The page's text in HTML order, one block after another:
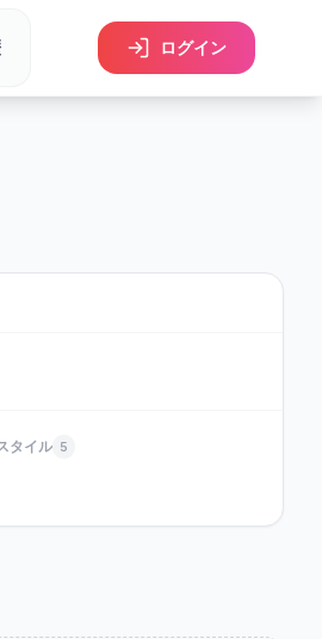
ログイン
タイル 5